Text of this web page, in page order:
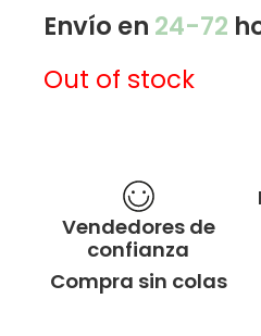
Envío en 24-72
Out of stock
Vendedores de
confianza
Compra sin colas